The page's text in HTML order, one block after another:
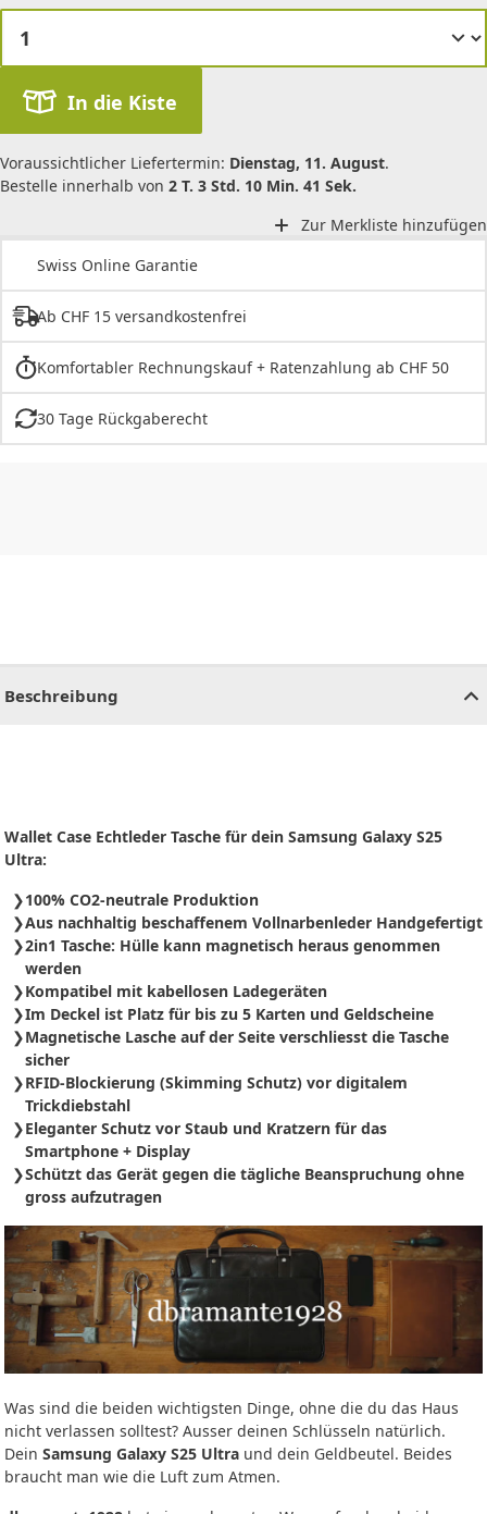
In die Kiste
Voraussichtlicher Liefertermin: Dienstag, 11. August.
Bestelle innerhalb von 2 T. 3 Std. 10 Min. 41 Sek.
Zur Merkliste hinzufügen
Swiss Online Garantie
Ab CHF 15 versandkostenfrei
Komfortabler Rechnungskauf + Ratenzahlung ab CHF 50
30 Tage Rückgaberecht
Beschreibung
Wallet Case Echtleder Tasche für dein Samsung Galaxy S25
Ultra:
100% CO2-neutrale Produktion
Aus nachhaltig beschaffenem Vollnarbenleder Handgefertigt
2in1 Tasche: Hülle kann magnetisch heraus genommen
werden
Kompatibel mit kabellosen Ladegeräten
Im Deckel ist Platz für bis zu 5 Karten und Geldscheine
Magnetische Lasche auf der Seite verschliesst die Tasche
sicher
RFID-Blockierung (Skimming Schutz) vor digitalem
Trickdiebstahl
Eleganter Schutz vor Staub und Kratzern für das
Smartphone + Display
Schützt das Gerät gegen die tägliche Beanspruchung ohne
gross aufzutragen
Was sind die beiden wichtigsten Dinge, ohne die du das Haus
nicht verlassen solltest? Ausser deinen Schlüsseln natürlich.
Dein Samsung Galaxy S25 Ultra und dein Geldbeutel. Beides
braucht man wie die Luft zum Atmen.